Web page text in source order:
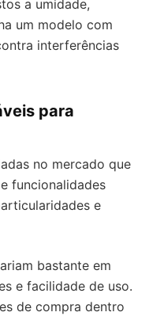
a umidade,
um modelo com
interferências
para
no mercado que
funcionalidades
e
bastante em
e facilidade de uso.
de compra dentro